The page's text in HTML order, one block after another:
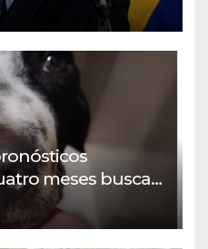
meses busca